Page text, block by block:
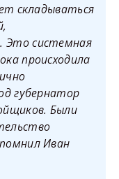
складываться
Это системная
происходила
губернатор
Были
Иван